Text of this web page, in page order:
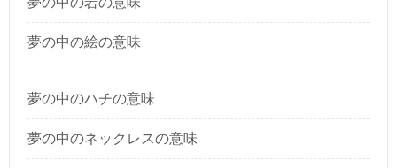
夢の中の絵の意味
夢の中のハチの意味
夢の中のネックレスの意味